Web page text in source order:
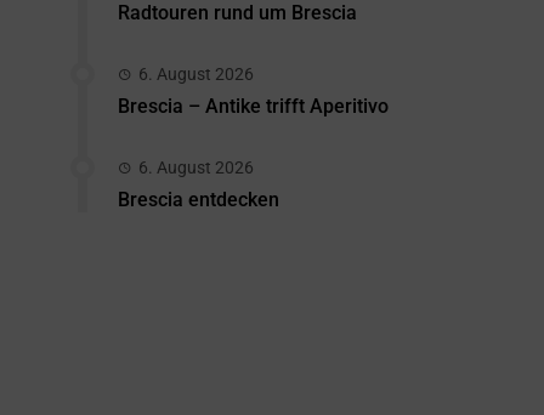
Radtouren rund um Brescia
6. August 2026
Brescia – Antike trifft Aperitivo
6. August 2026
Brescia entdecken